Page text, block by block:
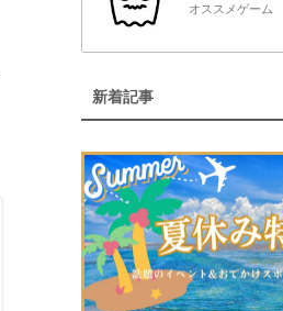
オススメゲーム
新着記事